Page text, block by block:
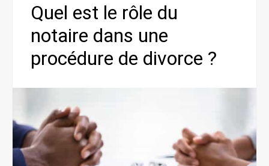
Quel est le rôle du
notaire dans une
procédure de divorce ?